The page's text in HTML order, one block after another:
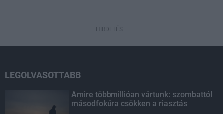
HIRDETÉS
LEGOLVASOTTABB
Amire többmillióan vártunk: szombattól
másodfokúra csökken a riasztás